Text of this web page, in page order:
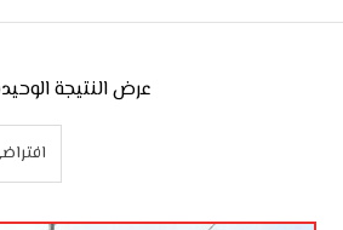
عرض النتيجة